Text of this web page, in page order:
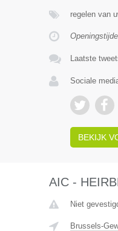
regelen van
Laatste
Sociale
BEKIJK
AIC -
Niet
Brussels-